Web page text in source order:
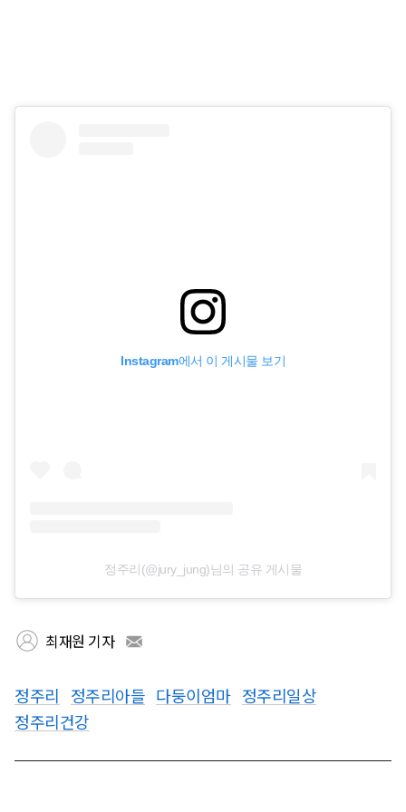
Instagram에서 이 게시물 보기
정주리(@jury_jung)님의 공유 게시물
최재원 기자
정주리 정주리아들 다둥이엄마 정주리일상
정주리건강